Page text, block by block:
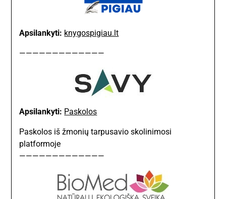
Apsilankyti: knygospigiau.lt
—————————————
Apsilankyti: Paskolos
Paskolos iš žmonių tarpusavio skolinimosi
platformoje
—————————————